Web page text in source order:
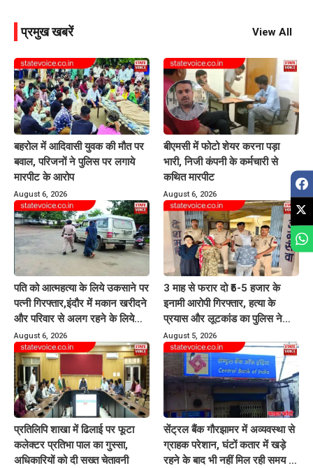
प्रमुख खबरें View All
बहरोल में आदिवासी युवक की मौत पर
बवाल, परिजनों ने पुलिस पर लगाये
मारपीट के आरोप
August 6, 2026
बीएमसी में फोटो शेयर करना पड़ा
भारी, निजी कंपनी के कर्मचारी से
कथित मारपीट
August 6, 2026
पति को आत्महत्या के लिये उकसाने पर
पत्नी गिरफ्तार,इंदौर में मकान खरीदने
और परिवार से अलग रहने के लिये
करती थी प्रताड़ित
August 6, 2026
3 माह से फरार दो ₹5-5 हजार के
इनामी आरोपी गिरफ्तार, हत्या के
प्रयास और लूटकांड का पुलिस ने
किया खुलासा
August 5, 2026
प्रतिलिपि शाखा में ढिलाई पर फूटा
कलेक्टर प्रतिभा पाल का गुस्सा,
अधिकारियों को दी सख्त चेतावनी
सेंट्रल बैंक गौरझामर में अव्यवस्था से
ग्राहक परेशान, घंटों कतार में खड़े
रहने के बाद भी नहीं मिल रही समय पर